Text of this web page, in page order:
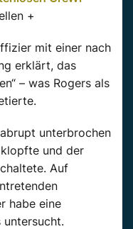
+
mit einer nach
erklärt, das
– was Rogers als
unterbrochen
und der
Auf
habe eine